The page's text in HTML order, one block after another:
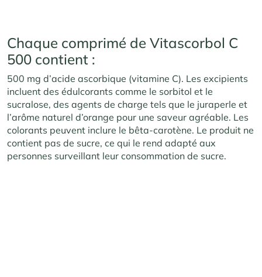
Chaque comprimé de Vitascorbol C
500 contient :
500 mg d’acide ascorbique (vitamine C). Les excipients
incluent des édulcorants comme le sorbitol et le
sucralose, des agents de charge tels que le juraperle et
l’arôme naturel d’orange pour une saveur agréable. Les
colorants peuvent inclure le bêta-carotène. Le produit ne
contient pas de sucre, ce qui le rend adapté aux
personnes surveillant leur consommation de sucre.